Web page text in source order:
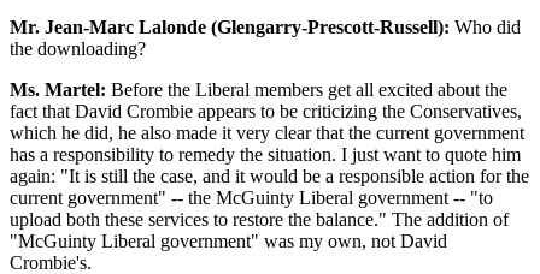
Mr. Jean-Marc Lalonde (Glengarry-Prescott-Russell): Who did
the downloading?
Ms. Martel: Before the Liberal members get all excited about the
fact that David Crombie appears to be criticizing the Conservatives,
which he did, he also made it very clear that the current government
has a responsibility to remedy the situation. I just want to quote him
again: "It is still the case, and it would be a responsible action for the
current government" -- the McGuinty Liberal government -- "to
upload both these services to restore the balance." The addition of
"McGuinty Liberal government" was my own, not David
Crombie's.